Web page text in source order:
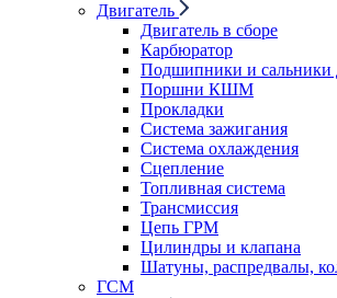
Двигатель
Двигатель в сборе
Карбюратор
Подшипники и сальники
Поршни КШМ
Прокладки
Система зажигания
Система охлаждения
Сцепление
Топливная система
Трансмиссия
Цепь ГРМ
Цилиндры и клапана
Шатуны, распредвалы,
ГСМ